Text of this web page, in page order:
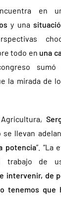
en
y una
todo en una
sumó
la mirada de
se llevan
potencia”. “La
trabajo de
intervenir, de
tenemos que